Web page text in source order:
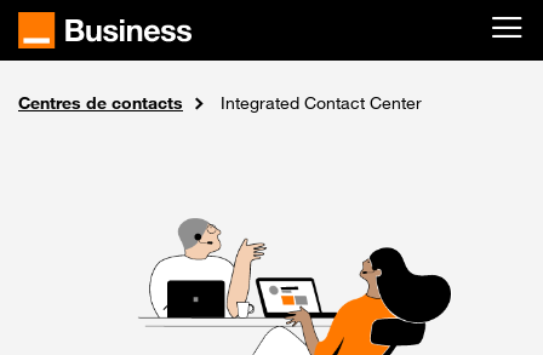
Passer au contenu principal
Accueil
Solutions
Relation client
Centres de contacts Integrated Contact Center